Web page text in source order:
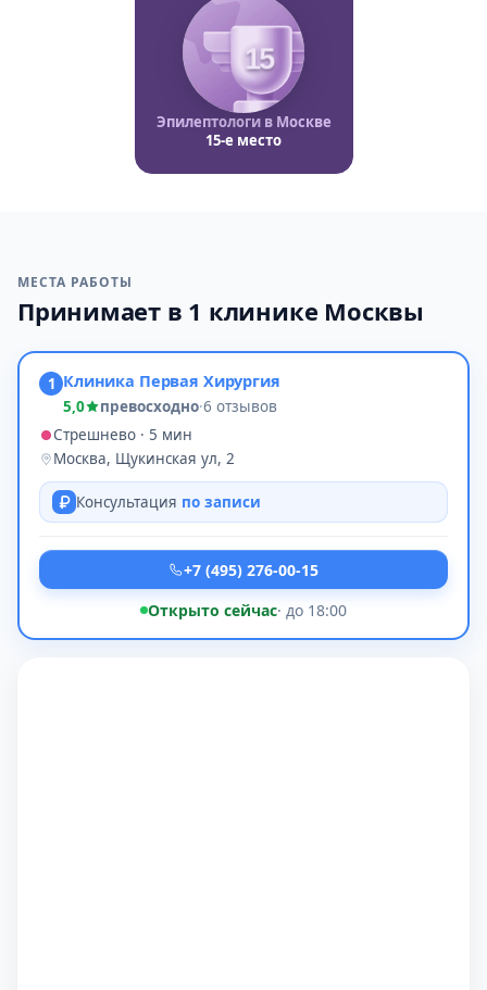
15
Эпилептологи в Москве
15-е место
МЕСТА РАБОТЫ
Принимает в 1 клинике Москвы
1 Клиника Первая Хирургия
5,0 превосходно·6 отзывов
Стрешнево · 5 мин
Москва, Щукинская ул, 2
Консультация по записи
+7 (495) 276-00-15
Открыто сейчас· до 18:00